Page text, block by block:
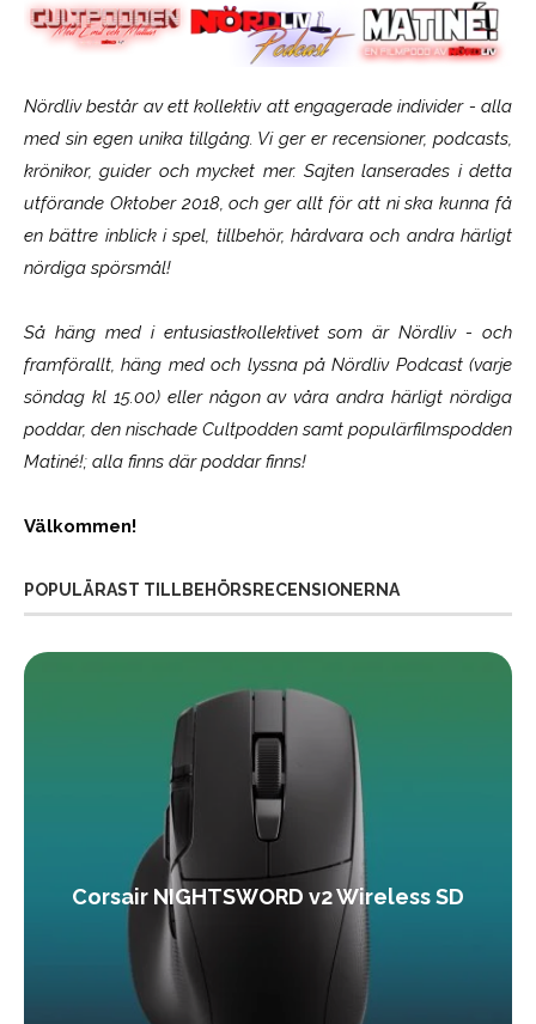
Nördliv består av ett kollektiv att engagerade individer - alla
med sin egen unika tillgång. Vi ger er recensioner, podcasts,
krönikor, guider och mycket mer. Sajten lanserades i detta
utförande Oktober 2018, och ger allt för att ni ska kunna få
en bättre inblick i spel, tillbehör, hårdvara och andra härligt
nördiga spörsmål!
Så häng med i entusiastkollektivet som ärNördliv- och
framförallt, häng med och lyssna på Nördliv Podcast (varje
söndag kl 15.00) eller någon av våra andra härligt nördiga
poddar, den nischade Cultpodden samt populärfilmspodden
Matiné!; alla finns där poddar finns!
Välkommen!
POPULÄRAST TILLBEHÖRSRECENSIONERNA
Corsair NIGHTSWORD v2 Wireless SD